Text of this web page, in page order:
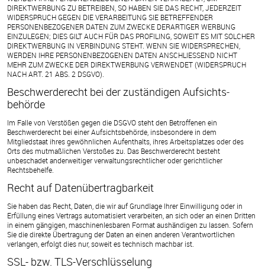
DIREKTWERBUNG ZU BETREIBEN, SO HABEN SIE DAS RECHT, JEDERZEIT
WIDERSPRUCH GEGEN DIE VERARBEITUNG SIE BETREFFENDER
PERSONENBEZOGENER DATEN ZUM ZWECKE DERARTIGER WERBUNG
EINZULEGEN; DIES GILT AUCH FÜR DAS PROFILING, SOWEIT ES MIT SOLCHER
DIREKTWERBUNG IN VERBINDUNG STEHT. WENN SIE WIDERSPRECHEN,
WERDEN IHRE PERSONENBEZOGENEN DATEN ANSCHLIESSEND NICHT
MEHR ZUM ZWECKE DER DIREKTWERBUNG VERWENDET (WIDERSPRUCH
NACH ART. 21 ABS. 2 DSGVO).
Beschwerde­recht bei der zuständigen Aufsichts­
behörde
Im Falle von Verstößen gegen die DSGVO steht den Betroffenen ein
Beschwerderecht bei einer Aufsichtsbehörde, insbesondere in dem
Mitgliedstaat ihres gewöhnlichen Aufenthalts, ihres Arbeitsplatzes oder des
Orts des mutmaßlichen Verstoßes zu. Das Beschwerderecht besteht
unbeschadet anderweitiger verwaltungsrechtlicher oder gerichtlicher
Rechtsbehelfe.
Recht auf Daten­übertrag­barkeit
Sie haben das Recht, Daten, die wir auf Grundlage Ihrer Einwilligung oder in
Erfüllung eines Vertrags automatisiert verarbeiten, an sich oder an einen Dritten
in einem gängigen, maschinenlesbaren Format aushändigen zu lassen. Sofern
Sie die direkte Übertragung der Daten an einen anderen Verantwortlichen
verlangen, erfolgt dies nur, soweit es technisch machbar ist.
SSL- bzw. TLS-Verschlüsselung